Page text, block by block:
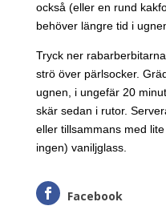
också (eller en rund
behöver längre tid i
Tryck ner
strö över pärlsocker.
ugnen, i ungefär 20
skär sedan i rutor.
eller tillsammans med
ingen) vaniljglass.
Facebook